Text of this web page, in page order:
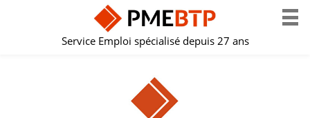
Service Emploi spécialisé depuis 27 ans